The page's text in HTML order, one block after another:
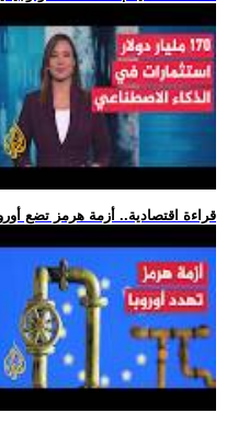
.. قراءة اقتصادية.. أزمة هرمز تضع